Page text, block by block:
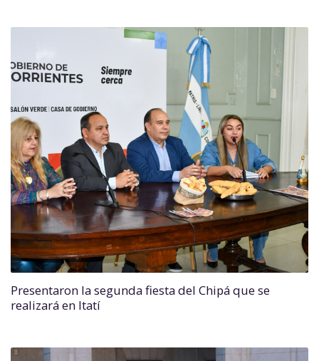
Presentaron la segunda fiesta del Chipá que se
realizará en Itatí